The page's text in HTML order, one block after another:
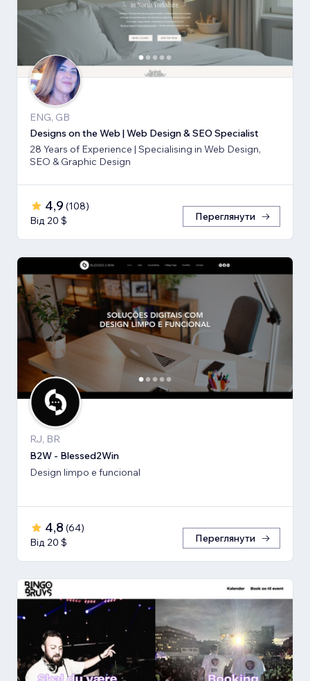
ENG, GB
Designs on the Web | Web Design & SEO Specialist
28 Years of Experience | Specialising in Web Design,
SEO & Graphic Design
4,9 (108)
Від 20 $
Переглянути
RJ, BR
B2W - Blessed2Win
Design limpo e funcional
4,8 (64)
Від 20 $
Переглянути